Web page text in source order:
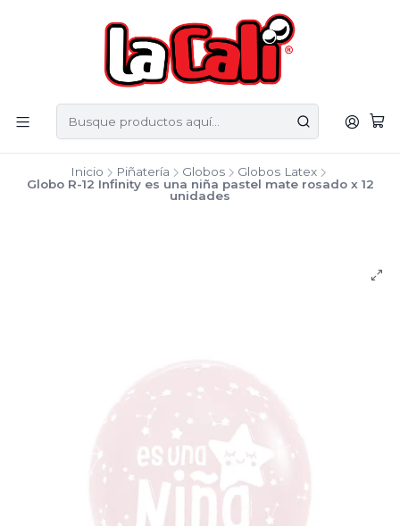
Inicio Piñatería Globos
Globos Latex
Globo R-12 Infinity es una niña pastel mate rosado x 12
unidades